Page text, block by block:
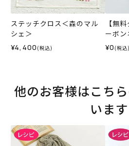
ステッチクロス＜森のマル
シェ＞
¥4,400 (税込)
【無
ーボ
シピ）
¥0 (税込)
他のお客様はこち
います